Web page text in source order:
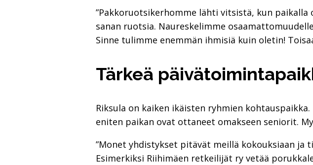
”Pakkoruotsikerhomme lähti vitsistä, kun
sanan ruotsia. Naureskelimme
Sinne tulimme enemmän ihmisiä kuin oletin!
Tärkeä
Riksula on kaiken ikäisten ryhmien
eniten paikan ovat ottaneet omakseen seniorit.
”Monet yhdistykset pitävät meillä kokouksiaan
Esimerkiksi Riihimäen retkeilijät ry vetää